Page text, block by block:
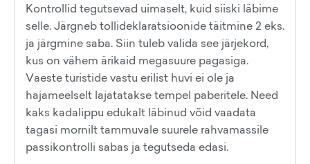
Kontrollid tegutsevad uimaselt, kuid siiski läbime
selle. Järgneb tollideklaratsioonide täitmine 2 eks.
ja järgmine saba. Siin tuleb valida see järjekord,
kus on vähem ärikaid megasuure pagasiga.
Vaeste turistide vastu erilist huvi ei ole ja
hajameelselt lajatatakse tempel paberitele. Need
kaks kadalippu edukalt läbinud võid vaadata
tagasi mornilt tammuvale suurele rahvamassile
passikontrolli sabas ja tegutseda edasi.